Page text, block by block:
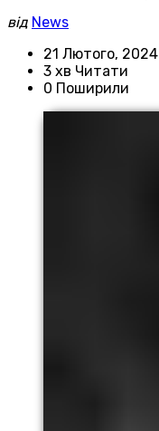
від News
21 Лютого, 2024
3 хв Читати
0 Поширили